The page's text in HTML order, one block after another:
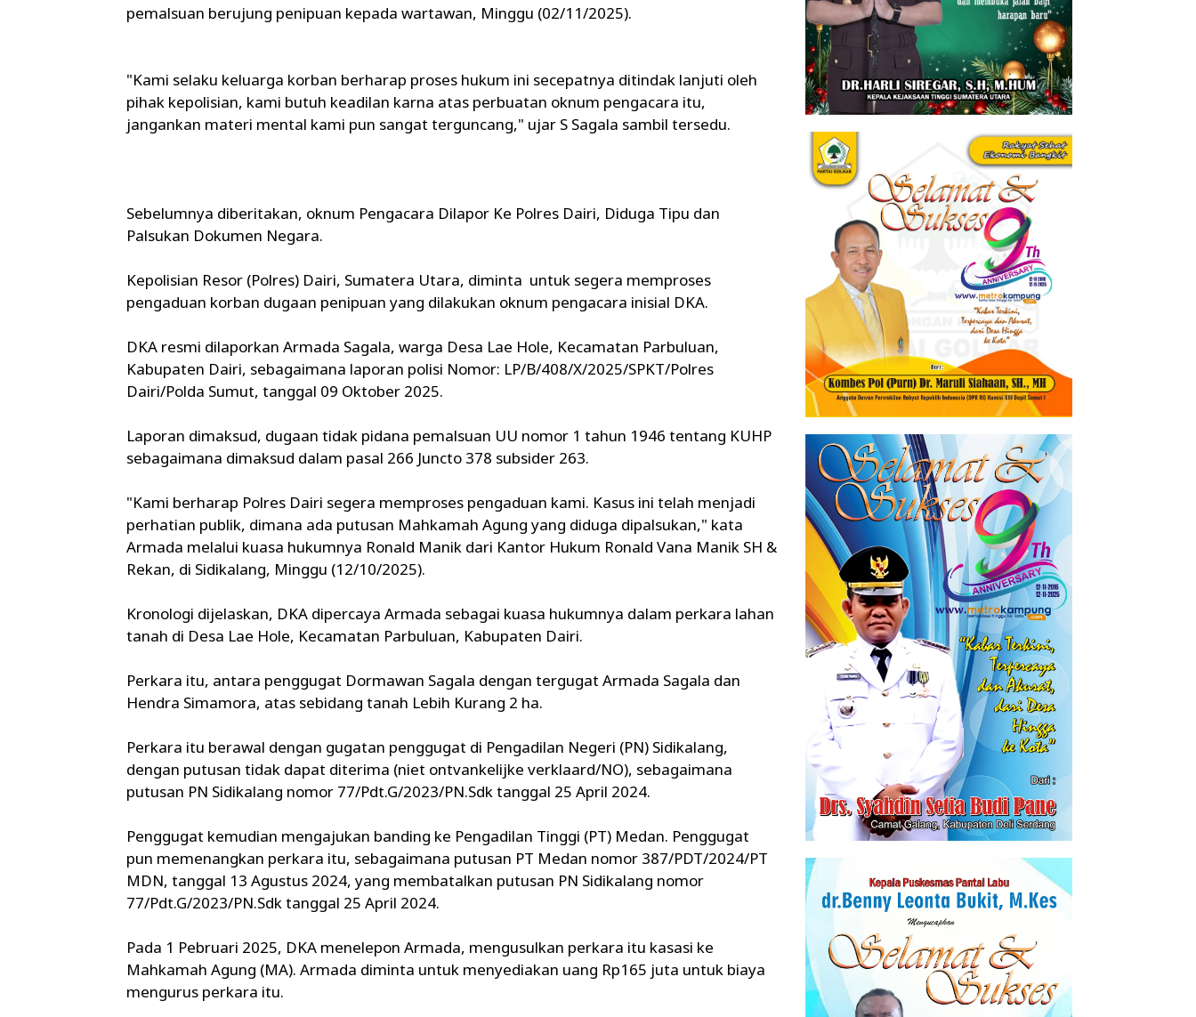
pemalsuan berujung penipuan kepada wartawan, Minggu (02/11/2025).
"Kami selaku keluarga korban berharap proses hukum ini secepatnya ditindak lanjuti oleh
pihak kepolisian, kami butuh keadilan karna atas perbuatan oknum pengacara itu,
jangankan materi mental kami pun sangat terguncang," ujar S Sagala sambil tersedu.
Sebelumnya diberitakan, oknum Pengacara Dilapor Ke Polres Dairi, Diduga Tipu dan
Palsukan Dokumen Negara.
Kepolisian Resor (Polres) Dairi, Sumatera Utara, diminta untuk segera memproses
pengaduan korban dugaan penipuan yang dilakukan oknum pengacara inisial DKA.
DKA resmi dilaporkan Armada Sagala, warga Desa Lae Hole, Kecamatan Parbuluan,
Kabupaten Dairi, sebagaimana laporan polisi Nomor: LP/B/408/X/2025/SPKT/Polres
Dairi/Polda Sumut, tanggal 09 Oktober 2025.
Laporan dimaksud, dugaan tidak pidana pemalsuan UU nomor 1 tahun 1946 tentang KUHP
sebagaimana dimaksud dalam pasal 266 Juncto 378 subsider 263.
"Kami berharap Polres Dairi segera memproses pengaduan kami. Kasus ini telah menjadi
perhatian publik, dimana ada putusan Mahkamah Agung yang diduga dipalsukan," kata
Armada melalui kuasa hukumnya Ronald Manik dari Kantor Hukum Ronald Vana Manik SH &
Rekan, di Sidikalang, Minggu (12/10/2025).
Kronologi dijelaskan, DKA dipercaya Armada sebagai kuasa hukumnya dalam perkara lahan
tanah di Desa Lae Hole, Kecamatan Parbuluan, Kabupaten Dairi.
Perkara itu, antara penggugat Dormawan Sagala dengan tergugat Armada Sagala dan
Hendra Simamora, atas sebidang tanah Lebih Kurang 2 ha.
Perkara itu berawal dengan gugatan penggugat di Pengadilan Negeri (PN) Sidikalang,
dengan putusan tidak dapat diterima (niet ontvankelijke verklaard/NO), sebagaimana
putusan PN Sidikalang nomor 77/Pdt.G/2023/PN.Sdk tanggal 25 April 2024.
Penggugat kemudian mengajukan banding ke Pengadilan Tinggi (PT) Medan. Penggugat
pun memenangkan perkara itu, sebagaimana putusan PT Medan nomor 387/PDT/2024/PT
MDN, tanggal 13 Agustus 2024, yang membatalkan putusan PN Sidikalang nomor
77/Pdt.G/2023/PN.Sdk tanggal 25 April 2024.
Pada 1 Pebruari 2025, DKA menelepon Armada, mengusulkan perkara itu kasasi ke
Mahkamah Agung (MA). Armada diminta untuk menyediakan uang Rp165 juta untuk biaya
mengurus perkara itu.